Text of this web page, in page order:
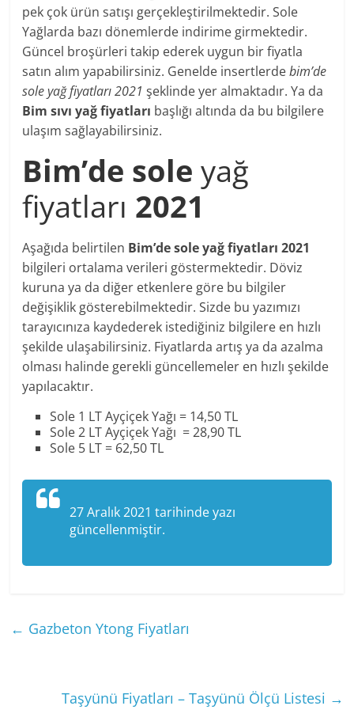
pek çok ürün satışı gerçekleştirilmektedir. Sole
Yağlarda bazı dönemlerde indirime girmektedir.
Güncel broşürleri takip ederek uygun bir fiyatla
satın alım yapabilirsiniz. Genelde insertlerdebim’de
sole yağ fiyatları 2021 şeklinde yer almaktadır. Ya da
Bim sıvı yağ fiyatları başlığı altında da bu bilgilere
ulaşım sağlayabilirsiniz.
Bim’de sole yağ
fiyatları 2021
Aşağıda belirtilen Bim’de sole yağ fiyatları 2021
bilgileri ortalama verileri göstermektedir. Döviz
kuruna ya da diğer etkenlere göre bu bilgiler
değişiklik gösterebilmektedir. Sizde bu yazımızı
tarayıcınıza kaydederek istediğiniz bilgilere en hızlı
şekilde ulaşabilirsiniz. Fiyatlarda artış ya da azalma
olması halinde gerekli güncellemeler en hızlı şekilde
yapılacaktır.
Sole 1 LT Ayçiçek Yağı = 14,50 TL
Sole 2 LT Ayçiçek Yağı = 28,90 TL
Sole 5 LT = 62,50 TL
27 Aralık 2021 tarihinde yazı
güncellenmiştir.
← Gazbeton Ytong Fiyatları
Taşyünü Fiyatları – Taşyünü Ölçü Listesi →